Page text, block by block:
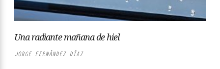
Una radiante mañana de hiel
JORGE FERNÁNDEZ DÍAZ